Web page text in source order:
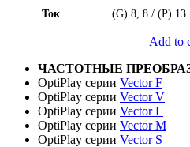
Ток (G) 8, 8 / (P) 13
Add to
ЧАСТОТНЫЕ
OptiPlay серии Vector F
OptiPlay серии Vector V
OptiPlay серии Vector L
OptiPlay серии Vector M
OptiPlay серии Vector S